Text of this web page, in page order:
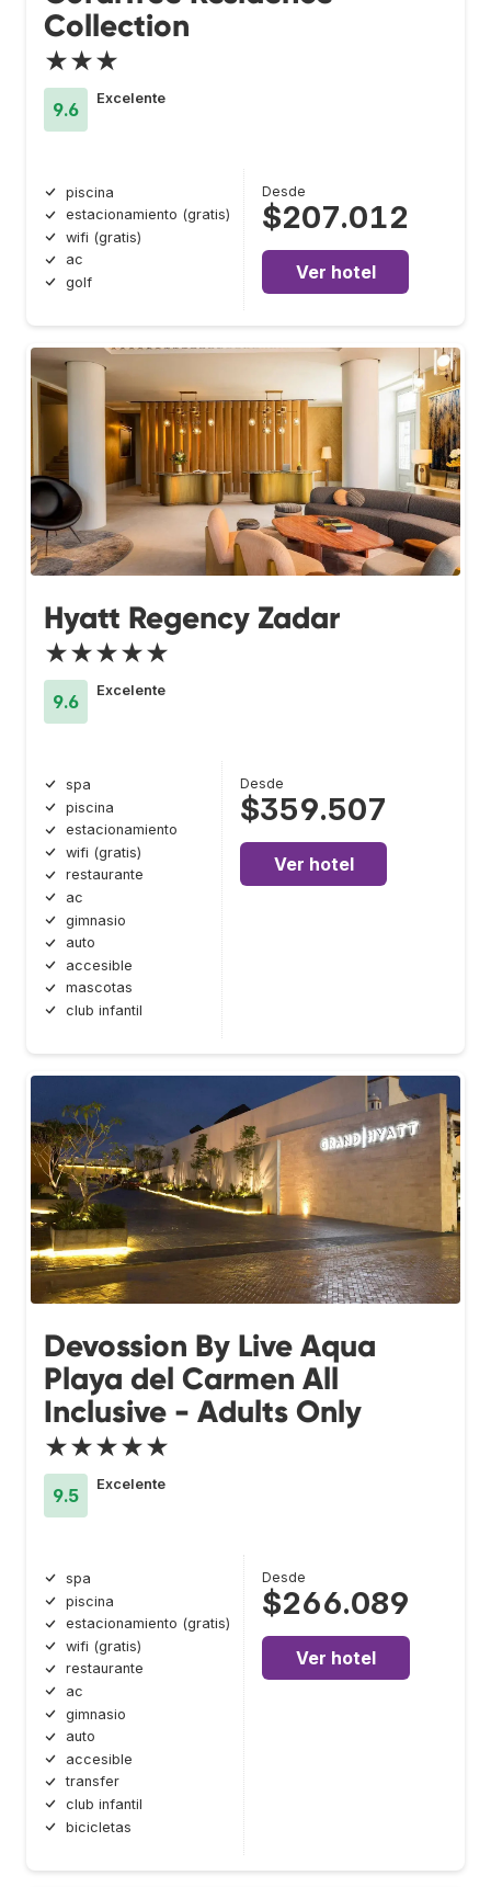
Collection
★★★
9.6
Excelente
piscina
estacionamiento (gratis)
wifi (gratis)
ac
golf
Desde
$207.012
Ver hotel
Hyatt Regency Zadar
★★★★★
9.6
Excelente
spa
piscina
estacionamiento
wifi (gratis)
restaurante
ac
gimnasio
auto
accesible
mascotas
club infantil
Desde
$359.507
Ver hotel
Devossion By Live Aqua
Playa del Carmen All
Inclusive - Adults Only
★★★★★
9.5
Excelente
spa
piscina
estacionamiento (gratis)
wifi (gratis)
restaurante
ac
gimnasio
auto
accesible
transfer
club infantil
bicicletas
Desde
$266.089
Ver hotel